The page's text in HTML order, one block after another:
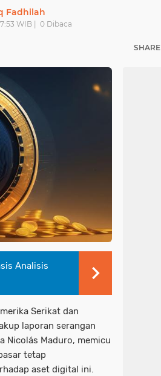
Fadhilah
WIB | 0 Dibaca
SHARE
Analisis
Serikat dan
laporan serangan
Nicolás Maduro, memicu
tetap
aset digital ini.